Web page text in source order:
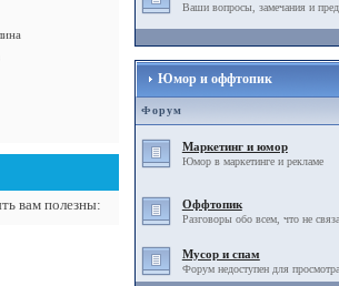
вам полезны:
Ваши вопросы, замечания и
Юмор и оффтопик
Форум
Маркетинг и юмор
Юмор в маркетинге и рекламе
Оффтопик
Разговоры обо всем, что не
Мусор и спам
Форум недоступен для